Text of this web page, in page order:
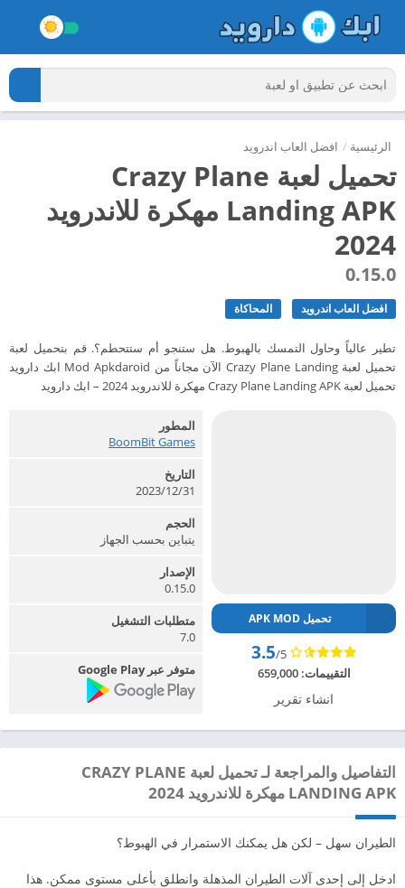
الرئيسية / افضل العاب اندرويد
تحميل لعبة Crazy Plane
Landing APK مهكرة للاندرويد
2024
0.15.0
افضل العاب اندرويد المحاكاة
تطير عالياً وحاول التمسك بالهبوط. هل ستنجو أم ستتحطم؟. قم بتحميل لعبة
تحميل لعبة Crazy Plane Landing الآن مجاناً من Mod Apkdaroid ابك دارويد
تحميل لعبة Crazy Plane Landing APK مهكرة للاندرويد 2024 – ابك دارويد
تحميل APK MOD
3.5/5
التقييمات:659,000
انشاء تقرير
المطور
BoomBit Games‏
التاريخ
2023/12/31
الحجم
يتباين بحسب الجهاز
الإصدار
0.15.0
متطلبات التشغيل
7.0
متوفر عبر Google Play
التفاصيل والمراجعة لـ تحميل لعبة CRAZY PLANE
LANDING APK مهكرة للاندرويد 2024
الطيران سهل – لكن هل يمكنك الاستمرار في الهبوط؟
ادخل إلى إحدى آلات الطيران المذهلة وانطلق بأعلى مستوى ممكن. هذا